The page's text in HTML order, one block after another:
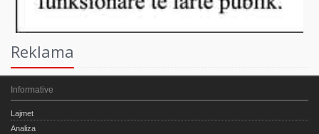
Reklama
Informative
Lajmet
Analiza